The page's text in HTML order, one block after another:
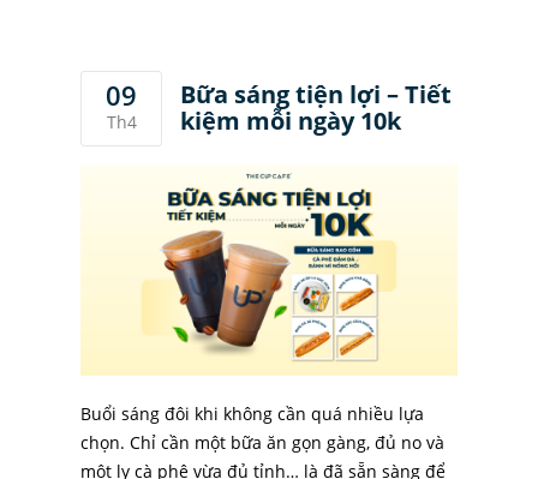
09
Th4
Bữa sáng tiện lợi – Tiết
kiệm mỗi ngày 10k
Buổi sáng đôi khi không cần quá nhiều lựa
chọn. Chỉ cần một bữa ăn gọn gàng, đủ no và
một ly cà phê vừa đủ tỉnh… là đã sẵn sàng để